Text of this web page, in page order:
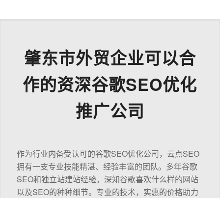
肇东市外贸企业可以合
作的资深谷歌SEO优化
推广公司
作为行业内备受认可的谷歌SEO优化公司，云点SEO
拥有一支专业技能精湛、经验丰富的团队。多年谷歌
SEO和独立站建站经验，深知谷歌喜欢什么样的网站
以及SEO的种种细节。专业的技术，实惠的价格助力